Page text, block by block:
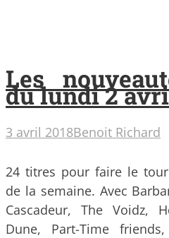
Les
du lundi 2
3 avril 2018Benoit Richard
24 titres pour faire le
de la semaine. Avec
Cascadeur, The Voidz,
Dune, Part-Time